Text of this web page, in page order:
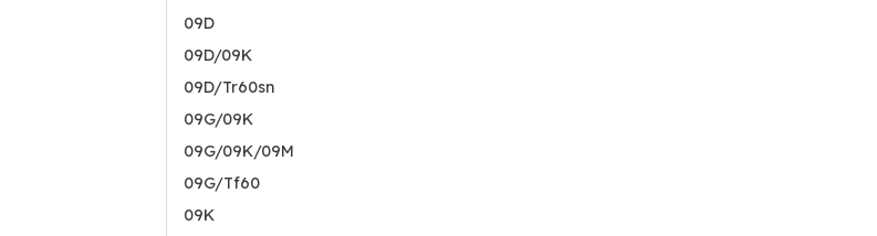
09D
09D/09K
09D/Tr60sn
09G/09K
09G/09K/09M
09G/Tf60
09K